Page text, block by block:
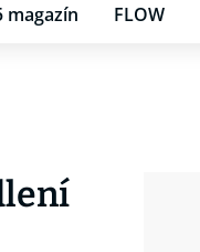
magazín FLOW